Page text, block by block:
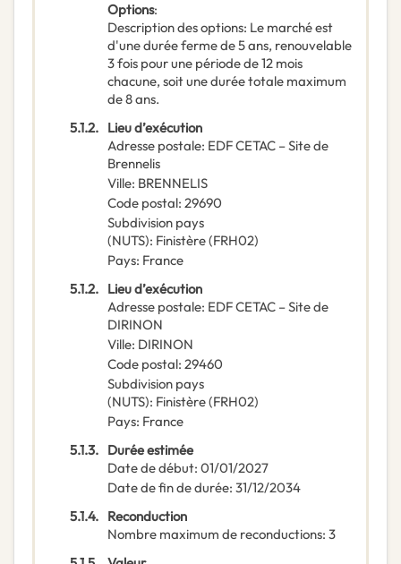
Options:
Description des options: Le marché est
d'une durée ferme de 5 ans, renouvelable
3 fois pour une période de 12 mois
chacune, soit une durée totale maximum
de 8 ans.
5.1.2. Lieu d’exécution
Adresse postale: EDF CETAC – Site de
Brennelis
Ville: BRENNELIS
Code postal: 29690
Subdivision pays
(NUTS): Finistère(FRH02)
Pays: France
5.1.2. Lieu d’exécution
Adresse postale: EDF CETAC – Site de
DIRINON
Ville: DIRINON
Code postal: 29460
Subdivision pays
(NUTS): Finistère(FRH02)
Pays: France
5.1.3. Durée estimée
Date de début: 01/01/2027
Date de fin de durée: 31/12/2034
5.1.4. Reconduction
Nombre maximum de reconductions: 3